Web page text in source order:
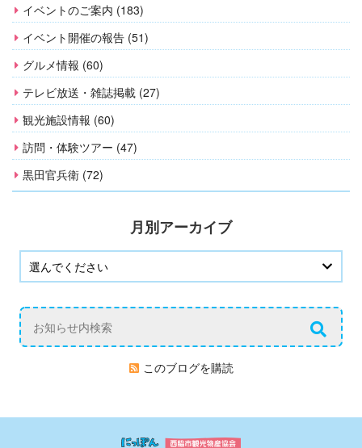
イベントのご案内 (183)
イベント開催の報告 (51)
グルメ情報 (60)
テレビ放送・雑誌掲載 (27)
観光施設情報 (60)
訪問・体験ツアー (47)
黒田官兵衛 (72)
月別アーカイブ
このブログを購読